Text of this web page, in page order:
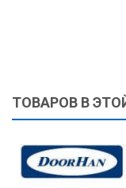
ТОВАРОВ В